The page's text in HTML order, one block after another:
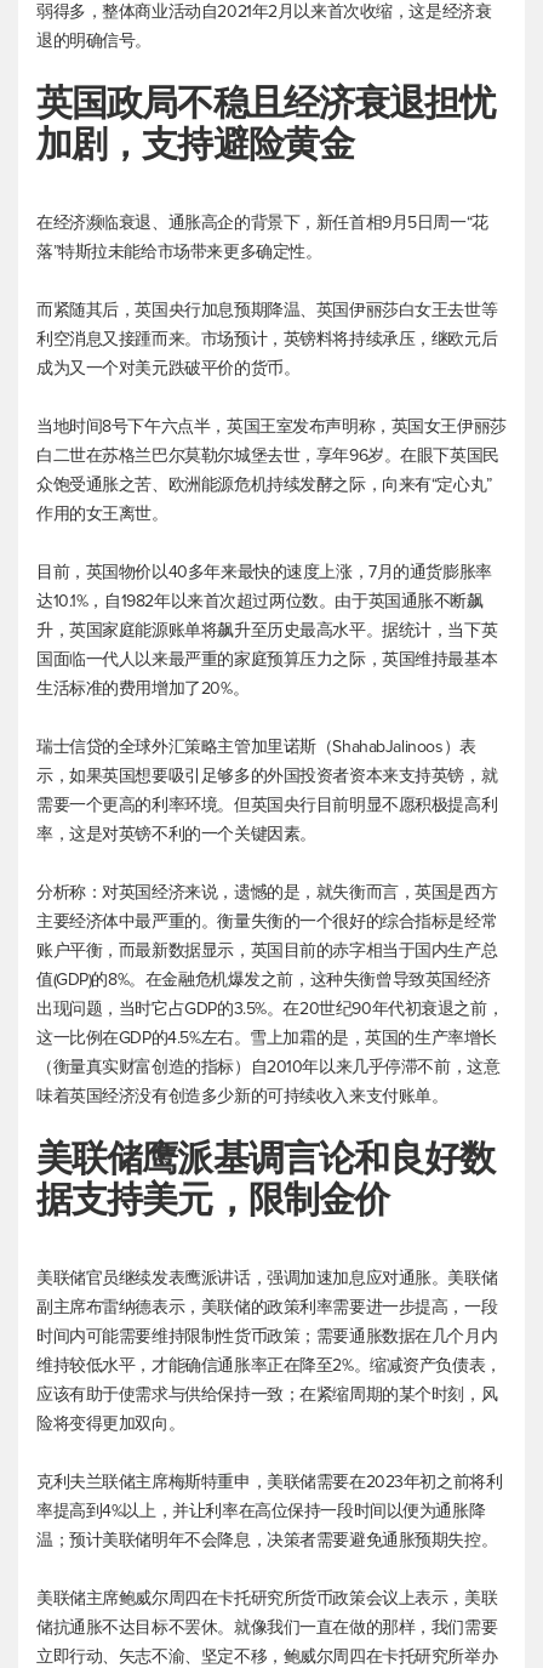
弱得多，整体商业活动自2021年2月以来首次收缩，这是经济衰
退的明确信号。
英国政局不稳且经济衰退担忧
加剧，支持避险黄金
在经济濒临衰退、通胀高企的背景下，新任首相9月5日周一“花
落”特斯拉未能给市场带来更多确定性。
而紧随其后，英国央行加息预期降温、英国伊丽莎白女王去世等
利空消息又接踵而来。市场预计，英镑料将持续承压，继欧元后
成为又一个对美元跌破平价的货币。
当地时间8号下午六点半，英国王室发布声明称，英国女王伊丽莎
白二世在苏格兰巴尔莫勒尔城堡去世，享年96岁。在眼下英国民
众饱受通胀之苦、欧洲能源危机持续发酵之际，向来有“定心丸”
作用的女王离世。
目前，英国物价以40多年来最快的速度上涨，7月的通货膨胀率
达10.1%，自1982年以来首次超过两位数。由于英国通胀不断飙
升，英国家庭能源账单将飙升至历史最高水平。据统计，当下英
国面临一代人以来最严重的家庭预算压力之际，英国维持最基本
生活标准的费用增加了20%。
瑞士信贷的全球外汇策略主管加里诺斯（ShahabJalinoos）表
示，如果英国想要吸引足够多的外国投资者资本来支持英镑，就
需要一个更高的利率环境。但英国央行目前明显不愿积极提高利
率，这是对英镑不利的一个关键因素。
分析称：对英国经济来说，遗憾的是，就失衡而言，英国是西方
主要经济体中最严重的。衡量失衡的一个很好的综合指标是经常
账户平衡，而最新数据显示，英国目前的赤字相当于国内生产总
值(GDP)的8%。在金融危机爆发之前，这种失衡曾导致英国经济
出现问题，当时它占GDP的3.5%。在20世纪90年代初衰退之前，
这一比例在GDP的4.5%左右。雪上加霜的是，英国的生产率增长
（衡量真实财富创造的指标）自2010年以来几乎停滞不前，这意
味着英国经济没有创造多少新的可持续收入来支付账单。
美联储鹰派基调言论和良好数
据支持美元，限制金价
美联储官员继续发表鹰派讲话，强调加速加息应对通胀。美联储
副主席布雷纳德表示，美联储的政策利率需要进一步提高，一段
时间内可能需要维持限制性货币政策；需要通胀数据在几个月内
维持较低水平，才能确信通胀率正在降至2%。缩减资产负债表，
应该有助于使需求与供给保持一致；在紧缩周期的某个时刻，风
险将变得更加双向。
克利夫兰联储主席梅斯特重申，美联储需要在2023年初之前将利
率提高到4%以上，并让利率在高位保持一段时间以便为通胀降
温；预计美联储明年不会降息，决策者需要避免通胀预期失控。
美联储主席鲍威尔周四在卡托研究所货币政策会议上表示，美联
储抗通胀不达目标不罢休。就像我们一直在做的那样，我们需要
立即行动、矢志不渝、坚定不移，鲍威尔周四在卡托研究所举办